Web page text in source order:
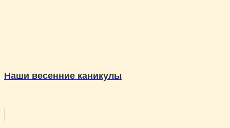
Наши весенние каникулы